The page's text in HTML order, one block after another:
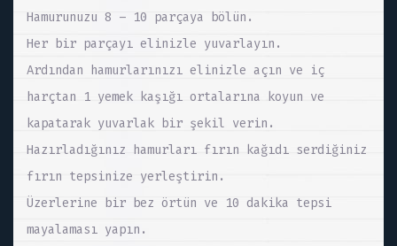
Hamurunuzu 8 – 10 parçaya bölün.
Her bir parçayı elinizle yuvarlayın.
Ardından hamurlarınızı elinizle açın ve iç
harçtan 1 yemek kaşığı ortalarına koyun ve
kapatarak yuvarlak bir şekil verin.
Hazırladığınız hamurları fırın kağıdı serdiğiniz
fırın tepsinize yerleştirin.
Üzerlerine bir bez örtün ve 10 dakika tepsi
mayalaması yapın.